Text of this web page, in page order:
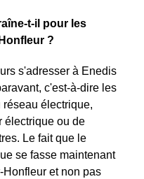
t-il pour les
?
s'adresser à Enedis
c'est-à-dire les
électrique,
électrique ou de
Le fait que le
se fasse maintenant
et non pas